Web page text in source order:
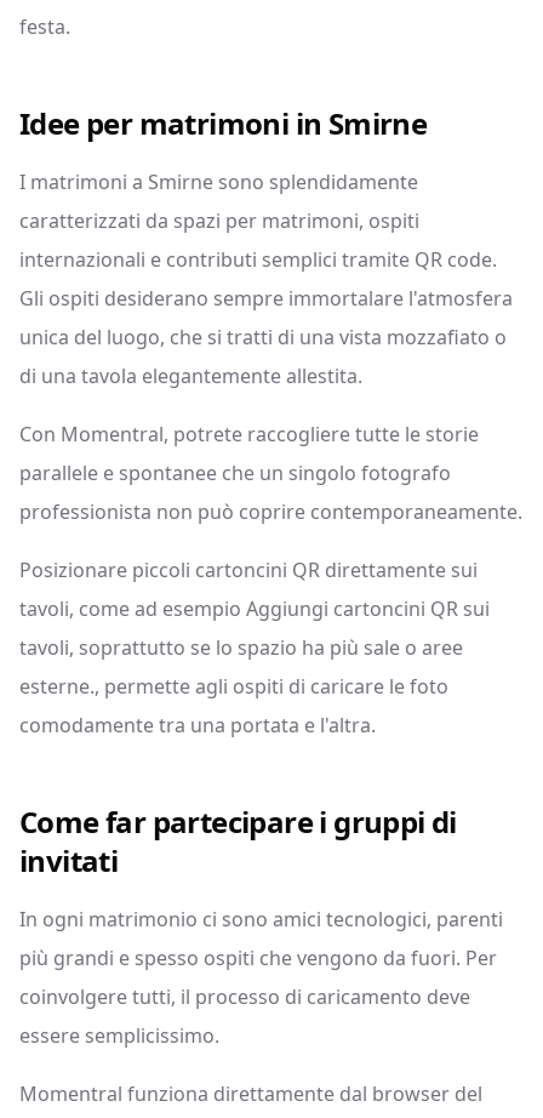
festa.
Idee per matrimoni in Smirne
I matrimoni a Smirne sono splendidamente
caratterizzati da spazi per matrimoni, ospiti
internazionali e contributi semplici tramite QR code.
Gli ospiti desiderano sempre immortalare l'atmosfera
unica del luogo, che si tratti di una vista mozzafiato o
di una tavola elegantemente allestita.
Con Momentral, potrete raccogliere tutte le storie
parallele e spontanee che un singolo fotografo
professionista non può coprire contemporaneamente.
Posizionare piccoli cartoncini QR direttamente sui
tavoli, come ad esempio Aggiungi cartoncini QR sui
tavoli, soprattutto se lo spazio ha più sale o aree
esterne., permette agli ospiti di caricare le foto
comodamente tra una portata e l'altra.
Come far partecipare i gruppi di
invitati
In ogni matrimonio ci sono amici tecnologici, parenti
più grandi e spesso ospiti che vengono da fuori. Per
coinvolgere tutti, il processo di caricamento deve
essere semplicissimo.
Momentral funziona direttamente dal browser del